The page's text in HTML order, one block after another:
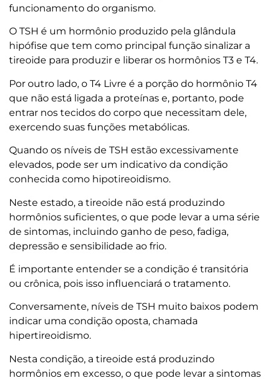
funcionamento do organismo.
O TSH é um hormônio produzido pela glândula
hipófise que tem como principal função sinalizar a
tireoide para produzir e liberar os hormônios T3 e T4.
Por outro lado, o T4 Livre é a porção do hormônio T4
que não está ligada a proteínas e, portanto, pode
entrar nos tecidos do corpo que necessitam dele,
exercendo suas funções metabólicas.
Quando os níveis de TSH estão excessivamente
elevados, pode ser um indicativo da condição
conhecida como hipotireoidismo.
Neste estado, a tireoide não está produzindo
hormônios suficientes, o que pode levar a uma série
de sintomas, incluindo ganho de peso, fadiga,
depressão e sensibilidade ao frio.
É importante entender se a condição é transitória
ou crônica, pois isso influenciará o tratamento.
Conversamente, níveis de TSH muito baixos podem
indicar uma condição oposta, chamada
hipertireoidismo.
Nesta condição, a tireoide está produzindo
hormônios em excesso, o que pode levar a sintomas